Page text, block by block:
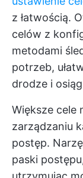
z łatwością.
celów z
metodami
potrzeb,
drodze i
Większe cele
zarządzaniu
postęp.
paski